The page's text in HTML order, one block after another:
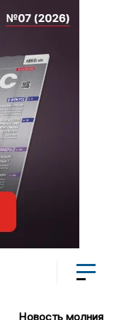
Новость молния